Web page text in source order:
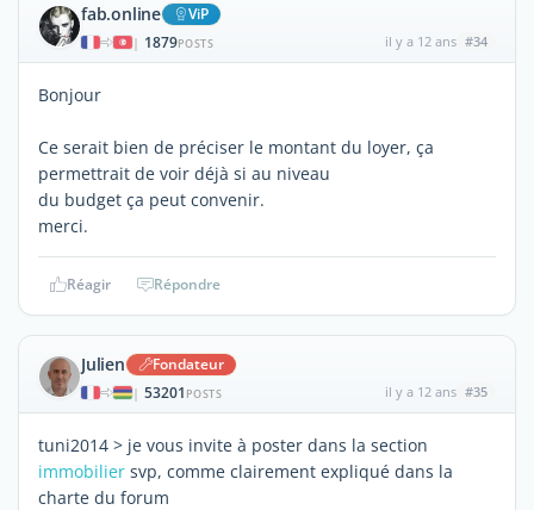
fab.online ViP
| 1879POSTS il y a 12 ans #34
Bonjour
Ce serait bien de préciser le montant du loyer, ça
permettrait de voir déjà si au niveau
du budget ça peut convenir.
merci.
Réagir Répondre
Julien Fondateur
| 53201 POSTS il y a 12 ans #35
tuni2014 > je vous invite à poster dans la section
immobilier svp, comme clairement expliqué dans la
charte du forum